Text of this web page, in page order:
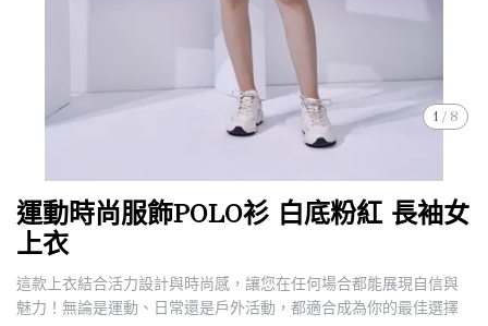
1 / 8
運動時尚服飾POLO衫 白底粉紅 長袖女
上衣
這款上衣結合活力設計與時尚感，讓您在任何場合都能展現自信與
魅力！無論是運動、日常還是戶外活動，都適合成為你的最佳選擇